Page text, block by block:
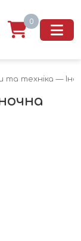
0
та техніка —